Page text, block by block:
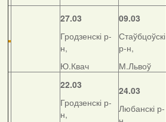
27.03
Гродзенскі р-
н,
Ю.Квач
09.03
Стаўбцоўскі
р-н,
М.Львоў
22.03
Гродзенскі р-
н,
24.03
Любанскі р-